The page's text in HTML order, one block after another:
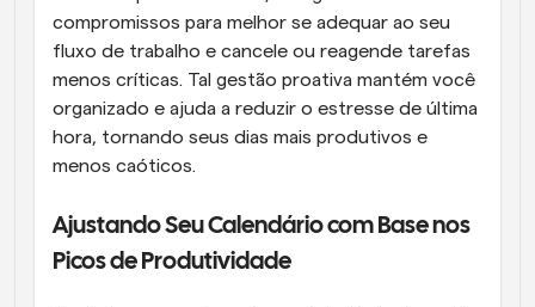
compromissos para melhor se adequar ao seu
fluxo de trabalho e cancele ou reagende tarefas
menos críticas. Tal gestão proativa mantém você
organizado e ajuda a reduzir o estresse de última
hora, tornando seus dias mais produtivos e
menos caóticos.
Ajustando Seu Calendário com Base nos
Picos de Produtividade